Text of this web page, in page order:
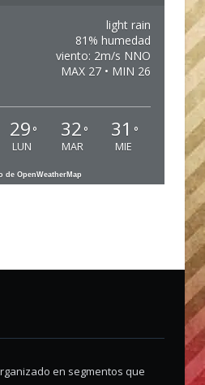
light rain
81% humedad
viento: 2m/s NNO
MAX 27 • MIN 26
29 °
LUN
32 °
MAR
31 °
MIE
de OpenWeatherMap
en segmentos que